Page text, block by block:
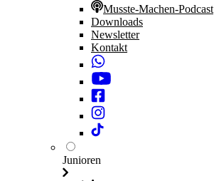
Musste-Machen-Podcast
Downloads
Newsletter
Kontakt
Junioren